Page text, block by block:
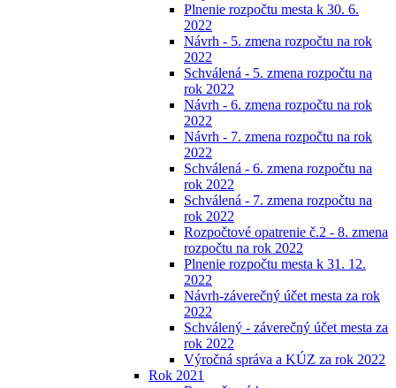
Plnenie rozpočtu mesta k 30. 6.
2022
Návrh - 5. zmena rozpočtu na rok
2022
Schválená - 5. zmena rozpočtu na
rok 2022
Návrh - 6. zmena rozpočtu na rok
2022
Návrh - 7. zmena rozpočtu na rok
2022
Schválená - 6. zmena rozpočtu na
rok 2022
Schválená - 7. zmena rozpočtu na
rok 2022
Rozpočtové opatrenie č.2 - 8. zmena
rozpočtu na rok 2022
Plnenie rozpočtu mesta k 31. 12.
2022
Návrh-záverečný účet mesta za rok
2022
Schválený - záverečný účet mesta za
rok 2022
Výročná správa a KÚZ za rok 2022
Rok 2021